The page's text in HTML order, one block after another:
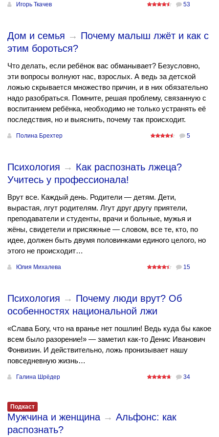
Игорь Ткачев 53
Дом и семья → Почему малыш лжёт и как с
этим бороться?
Что делать, если ребёнок вас обманывает? Безусловно,
эти вопросы волнуют нас, взрослых. А ведь за детской
ложью скрывается множество причин, и в них обязательно
надо разобраться. Помните, решая проблему, связанную с
воспитанием ребёнка, необходимо не только устранять её
последствия, но и выяснить, почему так происходит.
Полина Брехтер 5
Психология → Как распознать лжеца?
Учитесь у профессионала!
Врут все. Каждый день. Родители — детям. Дети,
вырастая, лгут родителям. Лгут друг другу приятели,
преподаватели и студенты, врачи и больные, мужья и
жёны, свидетели и присяжные — словом, все те, кто, по
идее, должен быть двумя половинками единого целого, но
этого не происходит…
Юлия Михалева 15
Психология → Почему люди врут? Об
особенностях национальной лжи
«Слава Богу, что на вранье нет пошлин! Ведь куда бы какое
всем было разорение!» — заметил как-то Денис Иванович
Фонвизин. И действительно, ложь пронизывает нашу
повседневную жизнь…
Галина Шрёдер 34
Подкаст
Мужчина и женщина → Альфонс: как
распознать?